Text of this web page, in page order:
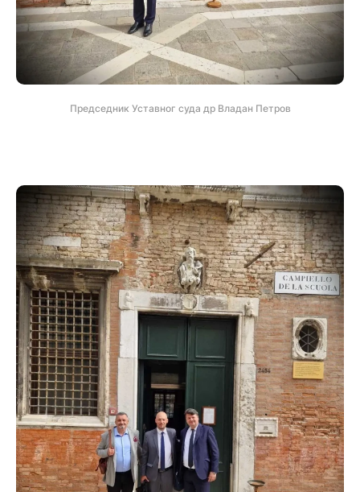
Председник Уставног суда др Владан Петров